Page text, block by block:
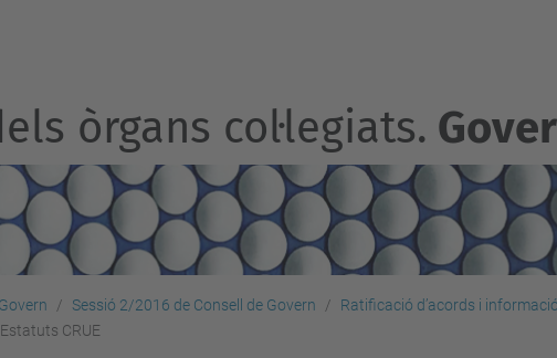
òrgans col·legiats.
Sessió 2/2016 de Consell de Govern
Ratificació d’acords i
CRUE